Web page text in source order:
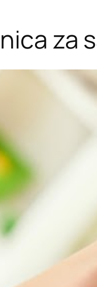
za